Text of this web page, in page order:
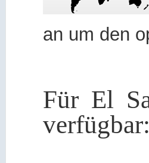
an um den
Für El
verfügbar: